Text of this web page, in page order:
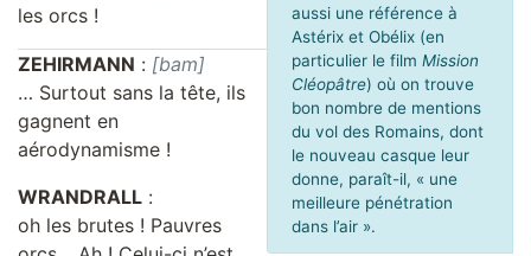
aussi une référence à
Astérix et Obélix (en
particulier le film Mission
Cléopâtre) où on trouve
bon nombre de mentions
du vol des Romains, dont
le nouveau casque leur
donne, paraît-il, « une
meilleure pénétration
dans l’air ».
les orcs !
ZEHIRMANN : [bam]
… Surtout sans la tête, ils
gagnent en
aérodynamisme !
WRANDRALL :
oh les brutes ! Pauvres